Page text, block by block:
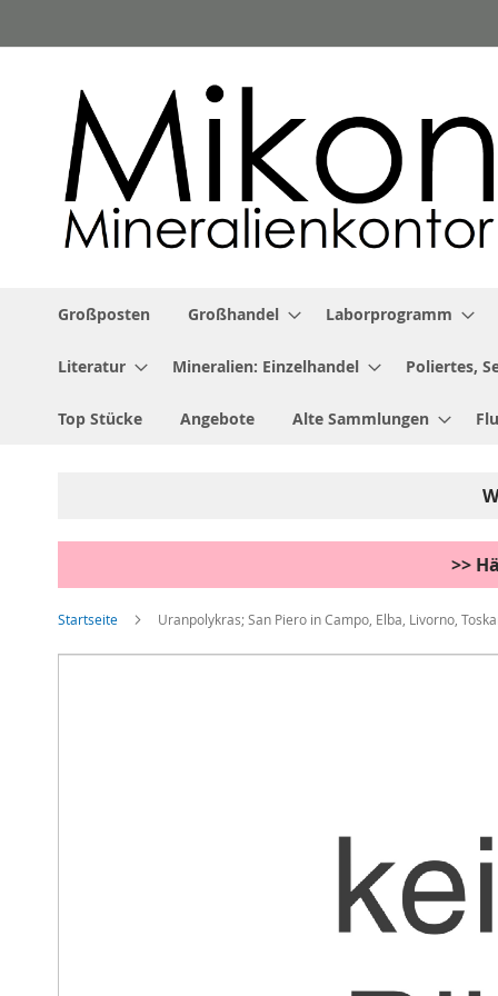
Inhalt
Großposten Großhandel Laborprogramm
Literatur Mineralien: Einzelhandel Poliertes,
Top Stücke Angebote Alte Sammlungen
>>
Startseite Uranpolykras; San Piero in Campo, Elba, Livorno,
Zum